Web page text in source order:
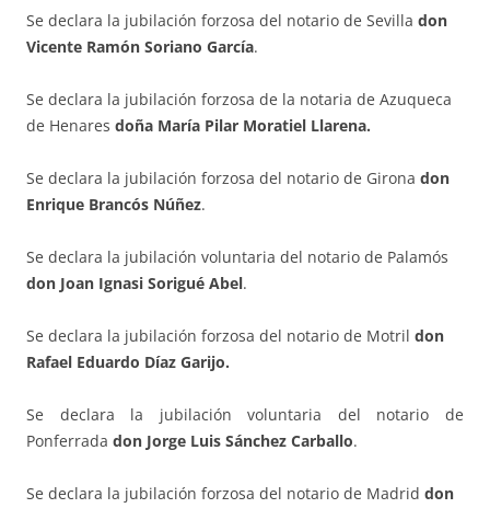
Se declara la jubilación forzosa del notario de Sevilla don
Vicente Ramón Soriano García.
Se declara la jubilación forzosa de la notaria de Azuqueca
de Henares doña María Pilar Moratiel Llarena.
Se declara la jubilación forzosa del notario de Girona don
Enrique Brancós Núñez.
Se declara la jubilación voluntaria del notario de Palamós
don Joan Ignasi Sorigué Abel.
Se declara la jubilación forzosa del notario de Motril don
Rafael Eduardo Díaz Garijo.
Se declara la jubilación voluntaria del notario de
Ponferrada don Jorge Luis Sánchez Carballo.
Se declara la jubilación forzosa del notario de Madrid don